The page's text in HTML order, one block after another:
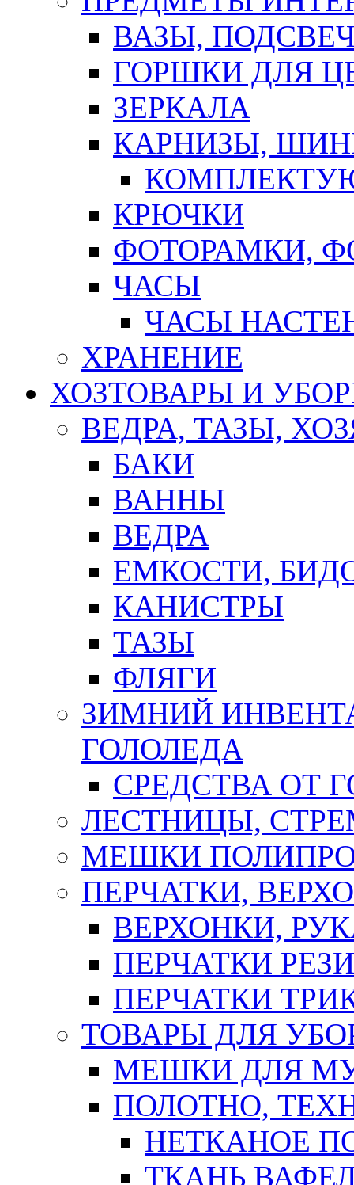
ВАЗЫ,
ГОРШКИ ДЛЯ
ЗЕРКАЛА
КАРНИЗЫ,
КРЮЧКИ
ФОТОРАМКИ,
ЧАСЫ
ЧАСЫ
ХРАНЕНИЕ
ХОЗТОВАРЫ И
ВЕДРА, ТАЗЫ,
БАКИ
ВАННЫ
ВЕДРА
ЕМКОСТИ,
КАНИСТРЫ
ТАЗЫ
ФЛЯГИ
ЗИМНИЙ
ГОЛОЛЕДА
СРЕДСТВА ОТ
ЛЕСТНИЦЫ,
МЕШКИ
ПЕРЧАТКИ,
ВЕРХОНКИ,
ПЕРЧАТКИ
ПЕРЧАТКИ
ТОВАРЫ ДЛЯ
МЕШКИ ДЛЯ
ПОЛОТНО,
НЕТКАНОЕ
ТКАНЬ